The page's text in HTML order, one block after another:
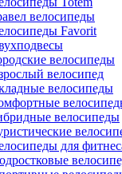
велосипеды
Favorit
велосипеды
велосипед
велосипеды
велосипеды
для